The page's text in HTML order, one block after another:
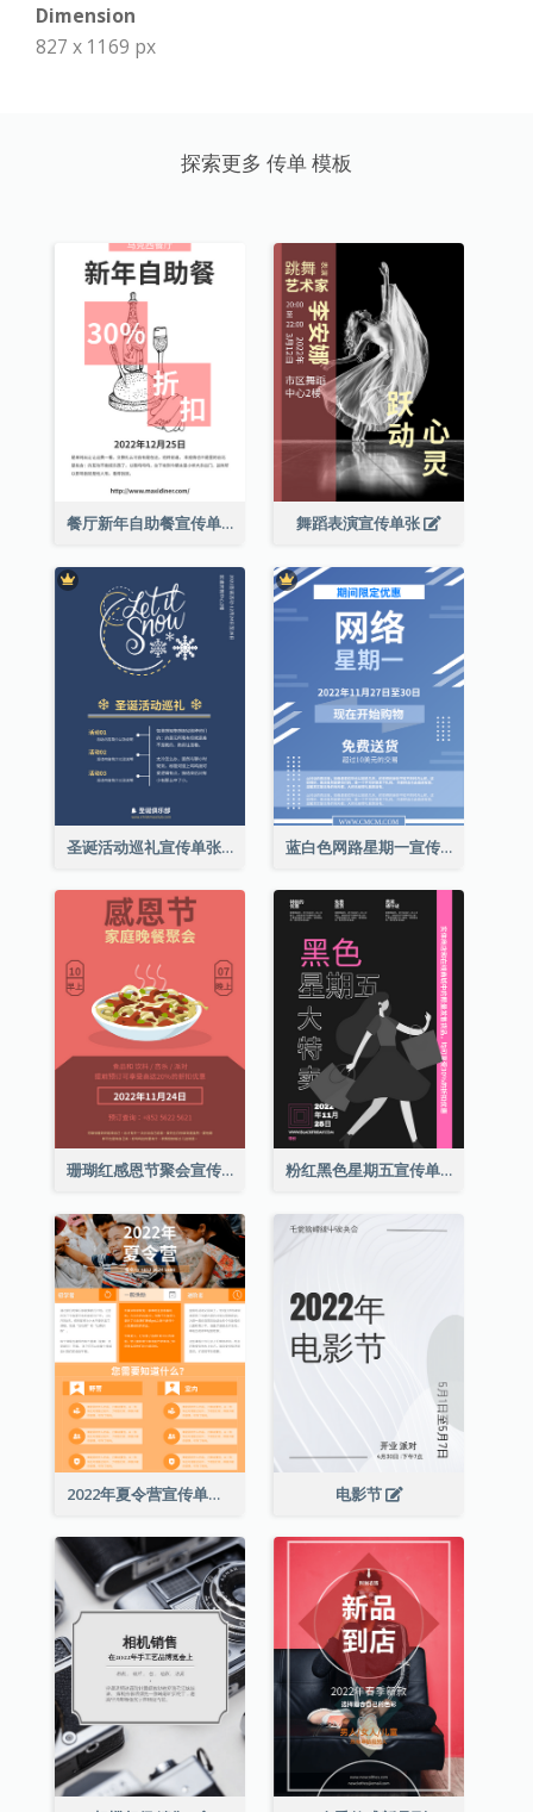
Dimension
827 x 1169 px
探索更多 传单 模板
餐厅新年自助餐宣传单张 舞蹈表演宣传单张
圣诞活动巡礼宣传单张(附介绍) 蓝白色网路星期一宣传单张
珊瑚红感恩节聚会宣传单张 粉红黑色星期五宣传单张
2022年夏令营宣传单张 电影节